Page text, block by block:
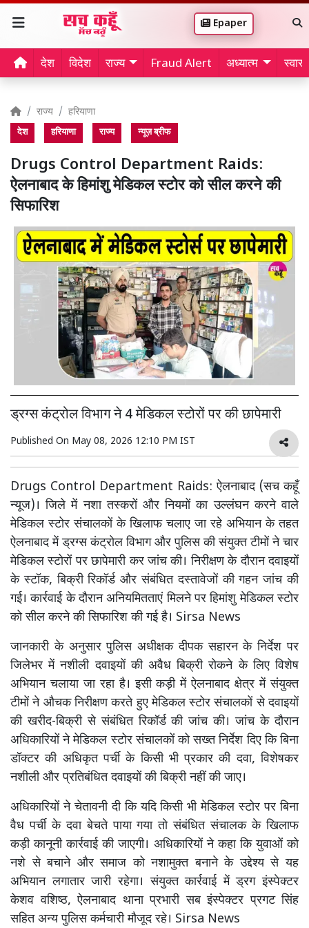
Epaper
देश विदेश राज्य Fraud Alert अध्यात्म
राज्य हरियाणा
देश हरियाणा राज्य न्यूज़ ब्रीफ
Drugs Control Department Raids:
ऐलनाबाद के हिमांशु मेडिकल स्टोर को सील करने की
सिफारिश
ड्रग्स कंट्रोल विभाग ने 4 मेडिकल स्टोरों पर की छापेमारी
Published On May 08, 2026 12:10 PM IST
Drugs Control Department Raids: ऐलनाबाद (सच कहूँ
न्यूज)। जिले में नशा तस्करों और नियमों का उल्लंघन करने वाले
मेडिकल स्टोर संचालकों के खिलाफ चलाए जा रहे अभियान के तहत
ऐलनाबाद में ड्रग्स कंट्रोल विभाग और पुलिस की संयुक्त टीमों ने चार
मेडिकल स्टोरों पर छापेमारी कर जांच की। निरीक्षण के दौरान दवाइयों
के स्टॉक, बिक्री रिकॉर्ड और संबंधित दस्तावेजों की गहन जांच की
गई। कार्रवाई के दौरान अनियमितताएं मिलने पर हिमांशु मेडिकल स्टोर
को सील करने की सिफारिश की गई है। Sirsa News
जानकारी के अनुसार पुलिस अधीक्षक दीपक सहारन के निर्देश पर
जिलेभर में नशीली दवाइयों की अवैध बिक्री रोकने के लिए विशेष
अभियान चलाया जा रहा है। इसी कड़ी में ऐलनाबाद क्षेत्र में संयुक्त
टीमों ने औचक निरीक्षण करते हुए मेडिकल स्टोर संचालकों से दवाइयों
की खरीद-बिक्री से संबंधित रिकॉर्ड की जांच की। जांच के दौरान
अधिकारियों ने मेडिकल स्टोर संचालकों को सख्त निर्देश दिए कि बिना
डॉक्टर की अधिकृत पर्ची के किसी भी प्रकार की दवा, विशेषकर
नशीली और प्रतिबंधित दवाइयों की बिक्री नहीं की जाए।
अधिकारियों ने चेतावनी दी कि यदि किसी भी मेडिकल स्टोर पर बिना
वैध पर्ची के दवा बेचते पाया गया तो संबंधित संचालक के खिलाफ
कड़ी कानूनी कार्रवाई की जाएगी। अधिकारियों ने कहा कि युवाओं को
नशे से बचाने और समाज को नशामुक्त बनाने के उद्देश्य से यह
अभियान लगातार जारी रहेगा। संयुक्त कार्रवाई में ड्रग इंस्पेक्टर
केशव वशिष्ठ, ऐलनाबाद थाना प्रभारी सब इंस्पेक्टर प्रगट सिंह
सहित अन्य पुलिस कर्मचारी मौजूद रहे। Sirsa News